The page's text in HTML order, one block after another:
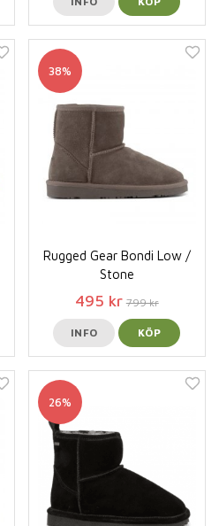
38%
Rugged Gear Bondi Low /
Stone
495 kr 799 kr
INFO KÖP
26%